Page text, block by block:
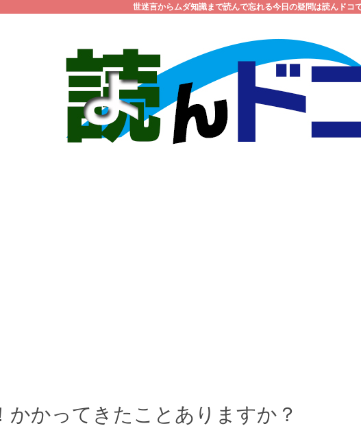
世迷言からムダ知識まで読んで忘れる今日の疑問は読んドコ
かかってきたことありますか？